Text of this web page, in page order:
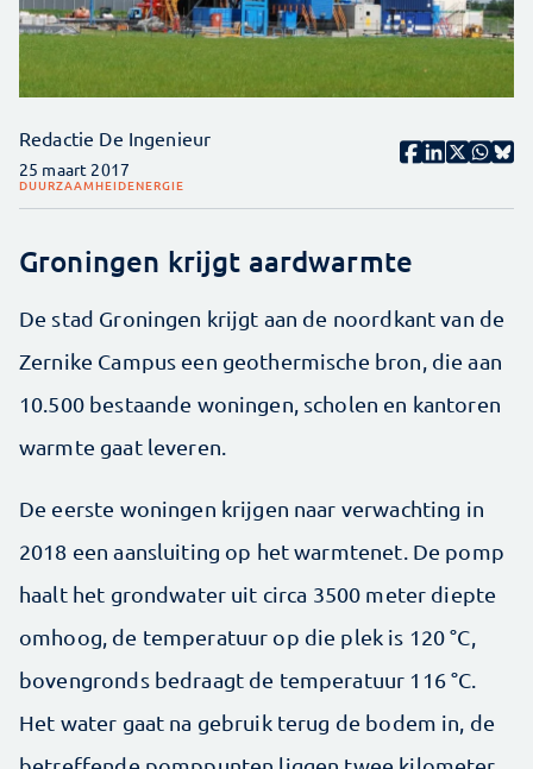
Redactie De Ingenieur
25 maart 2017
DUURZAAMHEIDENERGIE
Groningen krijgt aardwarmte
De stad Groningen krijgt aan de noordkant van de
Zernike Campus een geothermische bron, die aan
10.500 bestaande woningen, scholen en kantoren
warmte gaat leveren.
De eerste woningen krijgen naar verwachting in
2018 een aansluiting op het warmtenet. De pomp
haalt het grondwater uit circa 3500 meter diepte
omhoog, de temperatuur op die plek is 120 °C,
bovengronds bedraagt de temperatuur 116 °C.
Het water gaat na gebruik terug de bodem in, de